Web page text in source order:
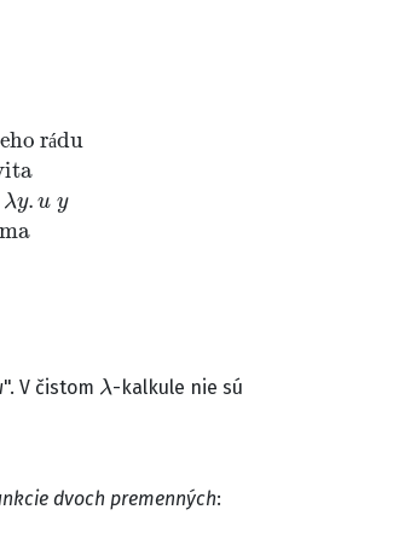
á
) v → forma
". V čistom
λ
-kalkule nie sú
dvoch premenných: